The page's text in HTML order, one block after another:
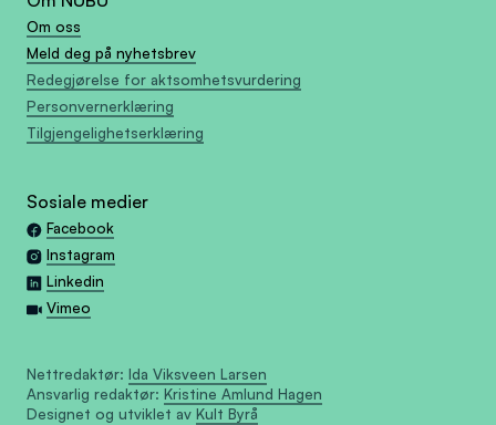
Om oss
Meld deg på nyhetsbrev
Redegjørelse for aktsomhetsvurdering
Personvernerklæring
Tilgjengelighetserklæring
Sosiale medier
Facebook
Instagram
Linkedin
Vimeo
Nettredaktør: Ida Viksveen Larsen
Ansvarlig redaktør: Kristine Amlund Hagen
Designet og utviklet av Kult Byrå